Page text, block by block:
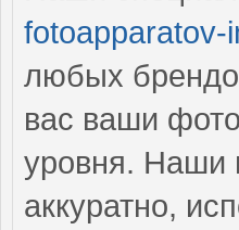
fotoapparatov-
любых
вас ваши
уровня. Наши
аккуратно,